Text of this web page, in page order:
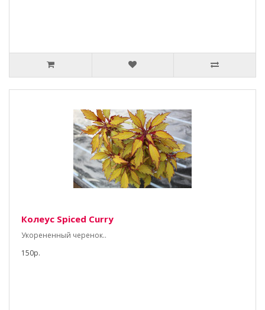
Колеус Spiced Curry
Укорененный черенок..
150р.